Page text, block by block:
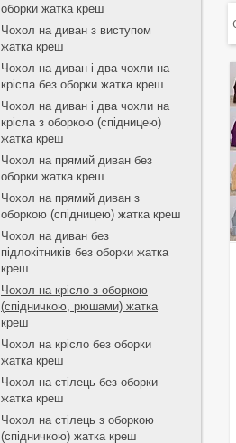
оборки жатка креш
Чохол на диван з виступом
жатка креш
Чохол на диван і два чохли на
крісла без оборки жатка креш
Чохол на диван і два чохли на
крісла з оборкою (спідницею)
жатка креш
Чохол на прямий диван без
оборки жатка креш
Чохол на прямий диван з
оборкою (спідницею) жатка креш
Чохол на диван без
підлокітників без оборки жатка
креш
Чохол на крісло з оборкою
(спідничкою, рюшами) жатка
креш
Чохол на крісло без оборки
жатка креш
Чохол на стілець без оборки
жатка креш
Чохол на стілець з оборкою
(спідничкою) жатка креш